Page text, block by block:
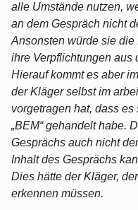
alle Umstände nutzen,
an dem Gespräch nicht
Ansonsten würde sie
ihre Verpflichtungen aus
Hierauf kommt es aber
der Kläger selbst im
vorgetragen hat, dass
„BEM“ gehandelt habe.
Gesprächs auch nicht
Inhalt des Gesprächs
Dies hätte der Kläger,
erkennen müssen.